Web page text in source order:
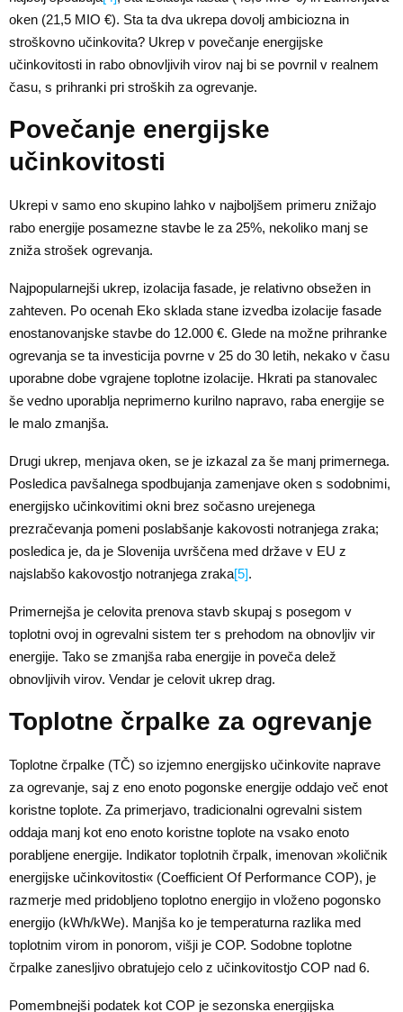
oken (21,5 MIO €). Sta ta dva ukrepa dovolj ambiciozna in
stroškovno učinkovita? Ukrep v povečanje energijske
učinkovitosti in rabo obnovljivih virov naj bi se povrnil v realnem
času, s prihranki pri stroških za ogrevanje.
Povečanje energijske
učinkovitosti
Ukrepi v samo eno skupino lahko v najboljšem primeru znižajo
rabo energije posamezne stavbe le za 25%, nekoliko manj se
zniža strošek ogrevanja.
Najpopularnejši ukrep, izolacija fasade, je relativno obsežen in
zahteven. Po ocenah Eko sklada stane izvedba izolacije fasade
enostanovanjske stavbe do 12.000 €. Glede na možne prihranke
ogrevanja se ta investicija povrne v 25 do 30 letih, nekako v času
uporabne dobe vgrajene toplotne izolacije. Hkrati pa stanovalec
še vedno uporablja neprimerno kurilno napravo, raba energije se
le malo zmanjša.
Drugi ukrep, menjava oken, se je izkazal za še manj primernega.
Posledica pavšalnega spodbujanja zamenjave oken s sodobnimi,
energijsko učinkovitimi okni brez sočasno urejenega
prezračevanja pomeni poslabšanje kakovosti notranjega zraka;
posledica je, da je Slovenija uvrščena med države v EU z
najslabšo kakovostjo notranjega zraka[5].
Primernejša je celovita prenova stavb skupaj s posegom v
toplotni ovoj in ogrevalni sistem ter s prehodom na obnovljiv vir
energije. Tako se zmanjša raba energije in poveča delež
obnovljivih virov. Vendar je celovit ukrep drag.
Toplotne črpalke za ogrevanje
Toplotne črpalke (TČ) so izjemno energijsko učinkovite naprave
za ogrevanje, saj z eno enoto pogonske energije oddajo več enot
koristne toplote. Za primerjavo, tradicionalni ogrevalni sistem
oddaja manj kot eno enoto koristne toplote na vsako enoto
porabljene energije. Indikator toplotnih črpalk, imenovan »količnik
energijske učinkovitosti« (Coefficient Of Performance COP), je
razmerje med pridobljeno toplotno energijo in vloženo pogonsko
energijo (kWh/kWe). Manjša ko je temperaturna razlika med
toplotnim virom in ponorom, višji je COP. Sodobne toplotne
črpalke zanesljivo obratujejo celo z učinkovitostjo COP nad 6.
Pomembnejši podatek kot COP je sezonska energijska